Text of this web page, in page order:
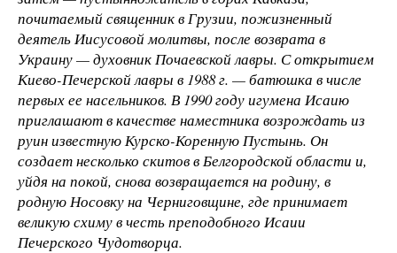
почитаемый священник в Грузии, пожизненный
деятель Иисусовой молитвы, после возврата в
Украину — духовник Почаевской лавры. С открытием
Киево-Печерской лавры в 1988 г. — батюшка в числе
первых ее насельников. В 1990 году игумена Исаию
приглашают в качестве наместника возрождать из
руин известную Курско-Коренную Пустынь. Он
создает несколько скитов в Белгородской области и,
уйдя на покой, снова возвращается на родину, в
родную Носовку на Черниговщине, где принимает
великую схиму в честь преподобного Исаии
Печерского Чудотворца.